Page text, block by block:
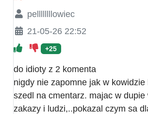
pellllllllowiec
21-05-26 22:52
+25
do idioty z 2 komenta
nigdy nie zapomne jak w kowidzie
szedl na cmentarz. majac w dupie
zakazy i ludzi,..pokazal czym sa